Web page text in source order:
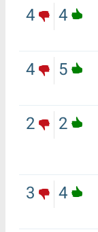
4
4
5
4
2
2
4
3